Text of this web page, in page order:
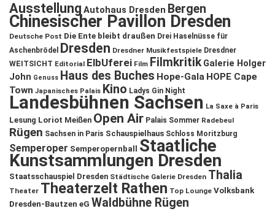
Ausstellung Autohaus Dresden Bergen
Chinesischer Pavillon Dresden
Deutsche Post Die Ente bleibt draußen Drei Haselnüsse für
Aschenbrödel
Dresden Dresdner Musikfestspiele Dresdner
WEITSICHT Editorial ElbUferei Film Filmkritik Galerie Holger
John Genuss Haus des Buches Hope-Gala HOPE Cape
Town Japanisches Palais Kino Ladys Gin Night
Landesbühnen Sachsen La Saxe à Paris
Lesung Loriot Meißen Open Air Palais Sommer Radebeul
Rügen Sachsen in Paris Schauspielhaus Schloss Moritzburg
Semperoper Semperopernball Staatliche
Kunstsammlungen Dresden
Staatsschauspiel Dresden Städtische Galerie Dresden Thalia
Theater Theaterzelt Rathen Top Lounge Volksbank
Dresden-Bautzen eG Waldbühne Rügen